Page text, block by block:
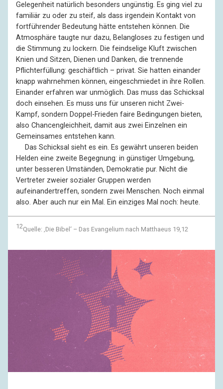
Gelegenheit natürlich besonders ungünstig. Es ging viel zu
familiär zu oder zu steif, als dass irgendein Kontakt von
fortführender Bedeutung hätte entstehen können. Die
Atmosphäre taugte nur dazu, Belangloses zu festigen und
die Stimmung zu lockern. Die feindselige Kluft zwischen
Knien und Sitzen, Dienen und Danken, die trennende
Pflichterfüllung: geschäftlich – privat. Sie hatten einander
knapp wahrnehmen können, eingeschmiedet in ihre Rollen.
Einander erfahren war unmöglich. Das muss das Schicksal
doch einsehen. Es muss uns für unseren nicht Zwei-
Kampf, sondern Doppel-Frieden faire Bedingungen bieten,
also Chancengleichheit, damit aus zwei Einzelnen ein
Gemeinsames entstehen kann.
Das Schicksal sieht es ein. Es gewährt unseren beiden
Helden eine zweite Begegnung: in günstiger Umgebung,
unter besseren Umständen, Demokratie pur. Nicht die
Vertreter zweier sozialer Gruppen werden
aufeinandertreffen, sondern zwei Menschen. Noch einmal
also. Aber auch nur ein Mal. Ein einziges Mal noch: heute.
12Quelle: ‚Die Bibel‘ – Das Evangelium nach Matthaeus 19,12